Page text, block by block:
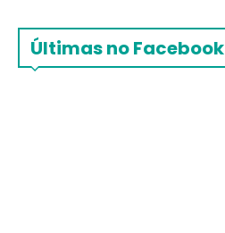
Últimas no Facebook